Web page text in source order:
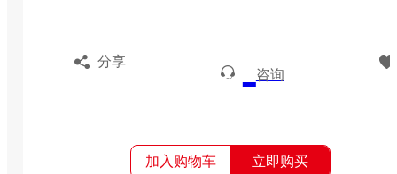
分享
咨询
加入购物车 立即购买